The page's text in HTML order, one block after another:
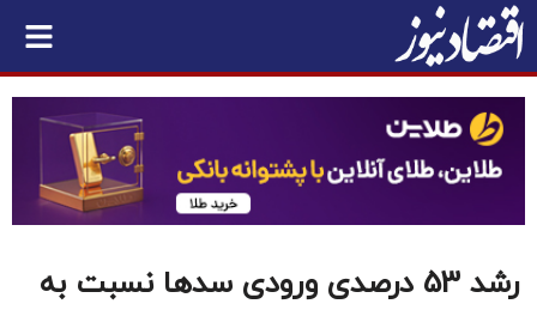
رشد 53 درصدی ورودی سدها نسبت به